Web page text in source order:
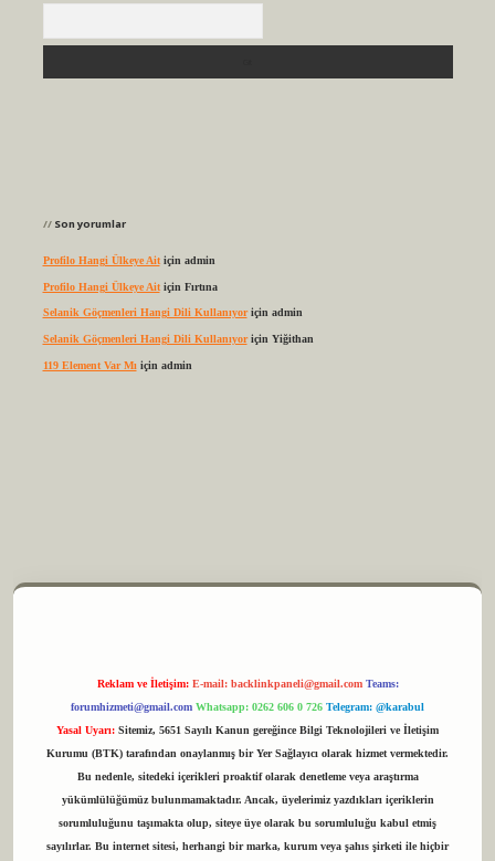
Son yorumlar
Profilo Hangi Ülkeye Aitiçin admin
Profilo Hangi Ülkeye Aitiçin Fırtına
Selanik Göçmenleri Hangi Dili Kullanıyoriçin admin
Selanik Göçmenleri Hangi Dili Kullanıyoriçin Yiğithan
119 Element Var Mı için admin
Reklam ve İletişim: E-mail: backlinkpaneli@gmail.com Teams:
forumhizmeti@gmail.com Whatsapp: 0262 606 0 726 Telegram: @karabul
Yasal Uyarı: Sitemiz, 5651 Sayılı Kanun gereğince Bilgi Teknolojileri ve İletişim
Kurumu (BTK) tarafından onaylanmış bir Yer Sağlayıcı olarak hizmet vermektedir.
Bu nedenle, sitedeki içerikleri proaktif olarak denetleme veya araştırma
yükümlülüğümüz bulunmamaktadır. Ancak, üyelerimiz yazdıkları içeriklerin
sorumluluğunu taşımakta olup, siteye üye olarak bu sorumluluğu kabul etmiş
sayılırlar. Bu internet sitesi, herhangi bir marka, kurum veya şahıs şirketi ile hiçbir